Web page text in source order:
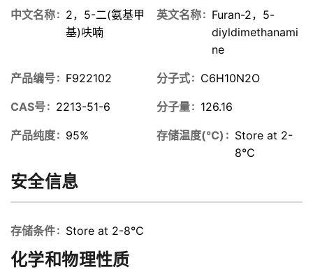
中文名称
2，5-二(氨基甲
基)呋喃
英文名称
Furan-2，5-
diyldimethanami
ne
产品编号 F922102 分子式 C6H10N2O
CAS号 2213-51-6 分子量 126.16
产品纯度 95% 存储温度(℃)
Store at 2-
8℃
安全信息
存储条件 Store at 2-8℃
化学和物理性质